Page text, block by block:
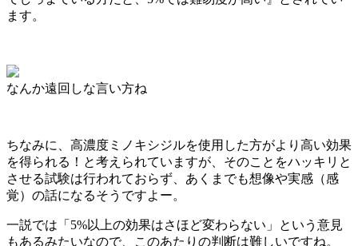
ます。
なんか遠回しな言い方ね
ちなみに、高濃度ミノキシジルを使用した方がより高い効果
を得られる！と考えられていますが、そのことをハッキリと
させる試験は行われておらず、あくまでも想像や実感（感
覚）の話になるそうですよー。
一説では 「5%以上の効果はさほど変わらない」という意見
もあるみたいなので、このあたりの判断は難しいですね。